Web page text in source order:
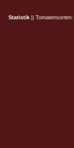
Statistik|| Tomatensorten: